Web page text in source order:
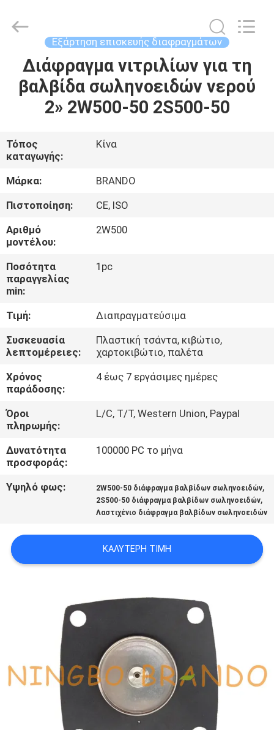
ΣΠΊΤΙ
ΠΡΟΪΌΝΤΑ
ΣΧΕΤΙΚΆ
ΜΕ
ΕΜΆΣ
ΕΠΙΣΚΈΨΕΙΣ
ΣΤΟ
ΕΡΓΟΣΤΆΣΙΟ
ΈΛΕΓΧΟΣ
ΠΟΙΌΤΗΤΑΣ
ΕΠΙΚΟΙΝΩΝΉΣΤΕ
ΜΑΖΊ
ΜΑΣ
ΖΗΤΉΣΤΕ
ΜΙΑ
ΠΡΟΣΦΟΡΆ
NEWS
ΠΟΛΙΤΙΚΉ
ΑΠΟΡΡΉΤΟΥ
Reserved.
Εξάρτηση επισκευής διαφραγμάτων
Διάφραγμα νιτριλίων για τη
βαλβίδα σωληνοειδών νερού
2» 2W500-50 2S500-50
Τόπος
καταγωγής:
Κίνα
Μάρκα:
BRANDO
Πιστοποίηση:
CE, ISO
Αριθμό
μοντέλου:
2W500
Ποσότητα
παραγγελίας
min:
1pc
Τιμή:
Διαπραγματεύσιμα
Συσκευασία
λεπτομέρειες:
Πλαστική τσάντα, κιβώτιο,
χαρτοκιβώτιο, παλέτα
Χρόνος
παράδοσης:
4 έως 7 εργάσιμες ημέρες
Όροι
πληρωμής:
L/C, T/T, Western Union, Paypal
Δυνατότητα
προσφοράς:
100000 PC το μήνα
Υψηλό φως: 2W500-50 διάφραγμα βαλβίδων σωληνοειδών,
2S500-50 διάφραγμα βαλβίδων σωληνοειδών,
Λαστιχένιο διάφραγμα βαλβίδων σωληνοειδών
ΚΑΛΎΤΕΡΗ ΤΙΜΉ